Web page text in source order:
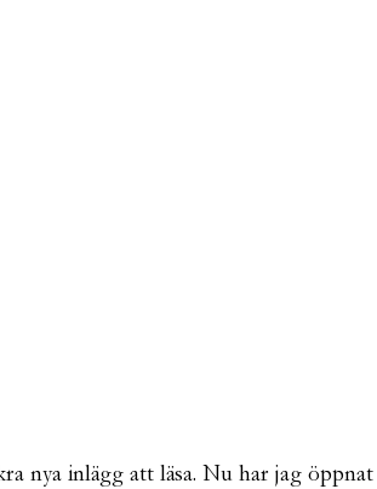
nya inlägg att läsa. Nu har jag